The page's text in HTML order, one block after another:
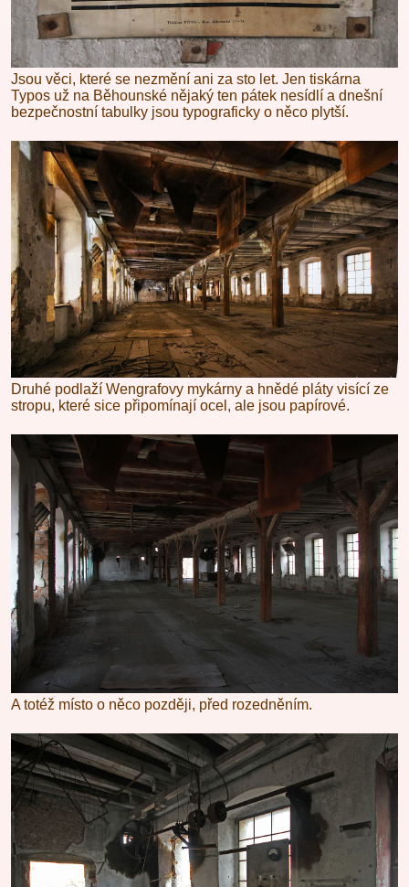
Jsou věci, které se nezmění ani za sto let. Jen tiskárna
Typos už na Běhounské nějaký ten pátek nesídlí a dnešní
bezpečnostní tabulky jsou typograficky o něco plytší.
Druhé podlaží Wengrafovy mykárny a hnědé pláty visící ze
stropu, které sice připomínají ocel, ale jsou papírové.
A totéž místo o něco později, před rozedněním.